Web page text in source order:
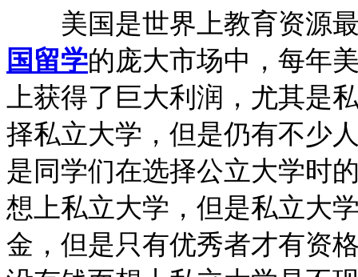
美国是世界上教育资源最
国留学的庞大市场中，每年
上获得了巨大利润，尤其是
择私立大学，但是仍有不少
是同学们在选择公立大学时
想上私立大学，但是私立大
金，但是只有优秀者才有资